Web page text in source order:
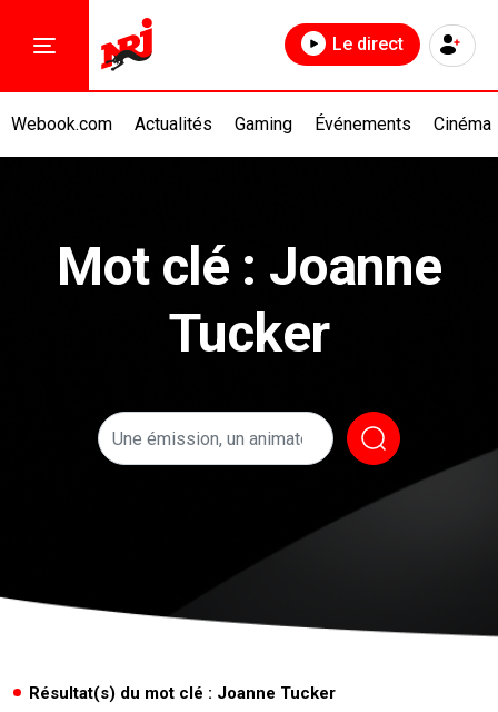
Webook.com Actualités Gaming Événements Cinéma
Le direct
Mot clé : Joanne
Tucker
Résultat(s) du mot clé : Joanne Tucker